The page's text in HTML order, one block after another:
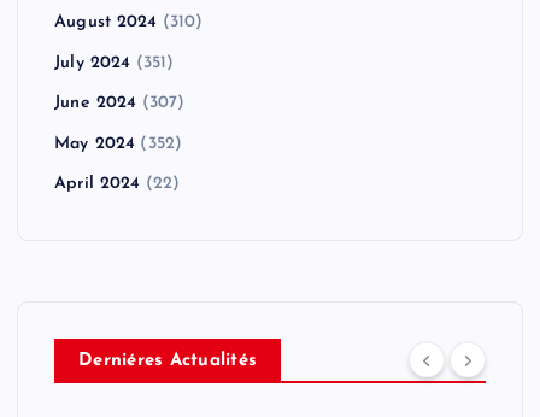
August 2024 (310)
July 2024 (351)
June 2024 (307)
May 2024 (352)
April 2024 (22)
Derniéres Actualités